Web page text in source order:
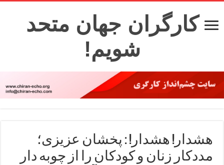
کارگران جهان متحد
شویم!
هشدار! هشدار! : پخشان عزیزی؛
مددکار زنان و کودکان را از چوبه دار